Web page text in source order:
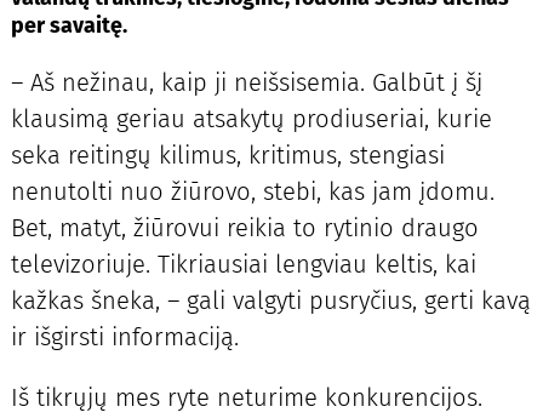
per savaitę.
– Aš nežinau, kaip ji neišsisemia. Galbūt į šį
klausimą geriau atsakytų prodiuseriai, kurie
seka reitingų kilimus, kritimus, stengiasi
nenutolti nuo žiūrovo, stebi, kas jam įdomu.
Bet, matyt, žiūrovui reikia to rytinio draugo
televizoriuje. Tikriausiai lengviau keltis, kai
kažkas šneka, – gali valgyti pusryčius, gerti kavą
ir išgirsti informaciją.
Iš tikrųjų mes ryte neturime konkurencijos.